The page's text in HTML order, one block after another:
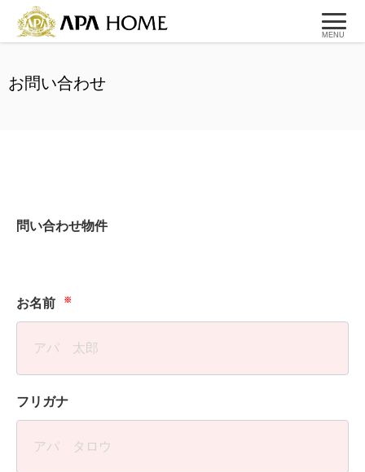
MENU
お問い合わせ
問い合わせ物件
お名前 ※
フリガナ